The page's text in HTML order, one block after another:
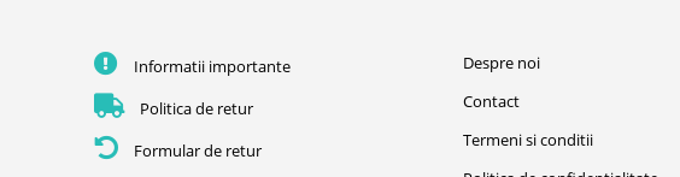
Informatii importante
Politica de retur
Formular de retur
Despre noi
Contact
Termeni si conditii